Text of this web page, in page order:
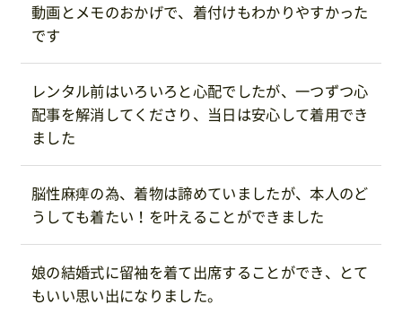
動画とメモのおかげで、着付けもわかりやすかった
です
レンタル前はいろいろと心配でしたが、一つずつ心
配事を解消してくださり、当日は安心して着用でき
ました
脳性麻痺の為、着物は諦めていましたが、本人のど
うしても着たい！を叶えることができました
娘の結婚式に留袖を着て出席することができ、とて
もいい思い出になりました。